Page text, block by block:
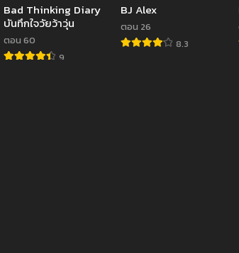
Bad Thinking Diary
บันทึกใจวัยว้าวุ่น
ตอน 60
9
BJ Alex
ตอน 26
8.3